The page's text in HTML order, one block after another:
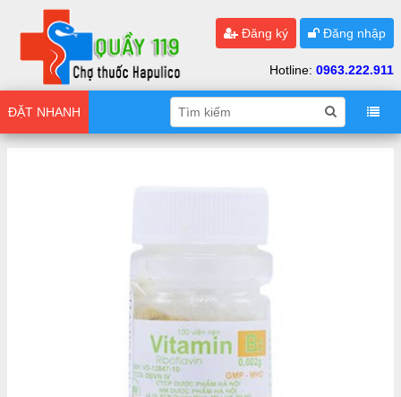
Đăng ký Đăng nhập
Hotline: 0963.222.911
ĐẶT NHANH